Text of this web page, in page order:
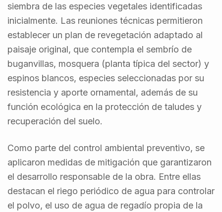
siembra de las especies vegetales identificadas
inicialmente. Las reuniones técnicas permitieron
establecer un plan de revegetación adaptado al
paisaje original, que contempla el sembrío de
buganvillas, mosquera (planta típica del sector) y
espinos blancos, especies seleccionadas por su
resistencia y aporte ornamental, además de su
función ecológica en la protección de taludes y
recuperación del suelo.
Como parte del control ambiental preventivo, se
aplicaron medidas de mitigación que garantizaron
el desarrollo responsable de la obra. Entre ellas
destacan el riego periódico de agua para controlar
el polvo, el uso de agua de regadío propia de la